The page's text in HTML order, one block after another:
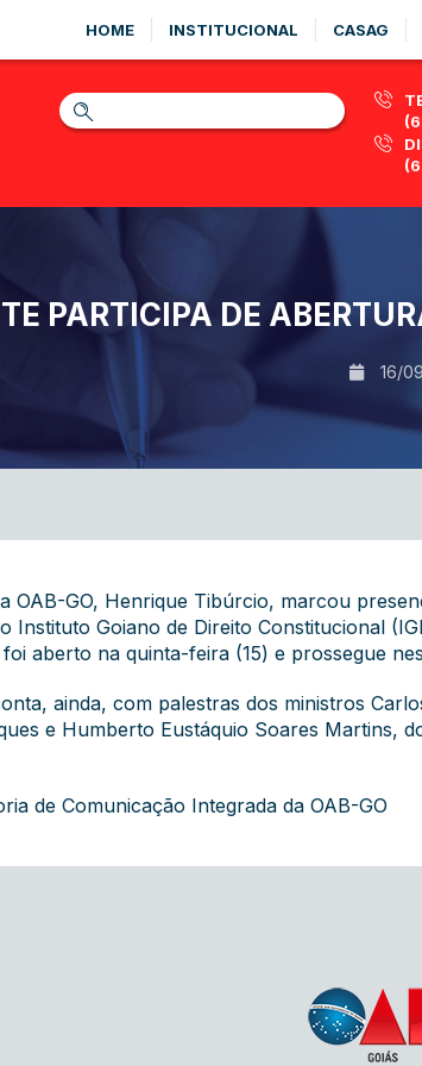
HOME INSTITUCIONAL CASAG
PARTICIPA DE
16/
OAB-GO, Henrique Tibúrcio, marcou
Instituto Goiano de Direito Constitucional
foi aberto na quinta-feira (15) e prossegue
ainda, com palestras dos ministros
e Humberto Eustáquio Soares Martins,
de Comunicação Integrada da OAB-GO